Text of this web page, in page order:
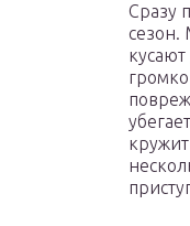
Сразу
сезон.